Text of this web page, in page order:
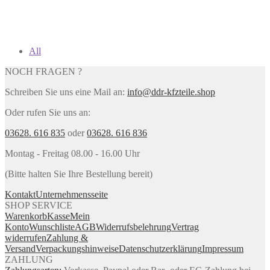
All
NOCH FRAGEN ?
Schreiben Sie uns eine Mail an: info@ddr-kfzteile.shop
Oder rufen Sie uns an:
03628. 616 835 oder03628. 616 836
Montag - Freitag 08.00 - 16.00 Uhr
(Bitte halten Sie Ihre Bestellung bereit)
KontaktUnternehmensseite
SHOP SERVICE
WarenkorbKasseMein
KontoWunschlisteAGBWiderrufsbelehrungVertrag
widerrufenZahlung &
VersandVerpackungshinweiseDatenschutzerklärungImpressum
ZAHLUNG